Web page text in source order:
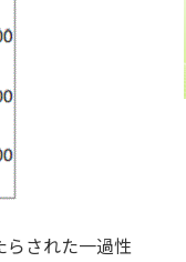
らされた一過性